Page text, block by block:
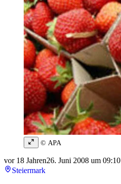
© APA
vor 18 Jahren26. Juni 2008 um 09:10
Steiermark